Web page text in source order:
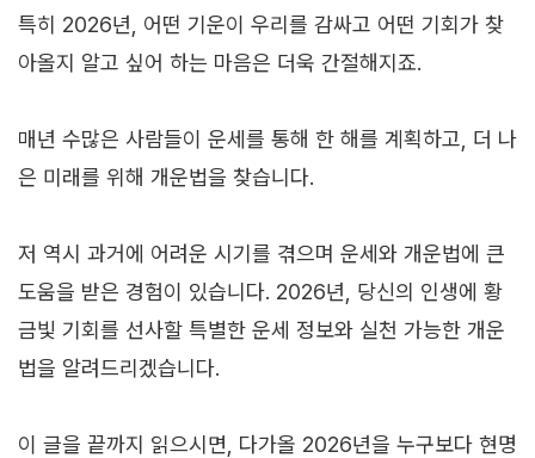
특히 2026년, 어떤 기운이 우리를 감싸고 어떤 기회가 찾
아올지 알고 싶어 하는 마음은 더욱 간절해지죠.
매년 수많은 사람들이 운세를 통해 한 해를 계획하고, 더 나
은 미래를 위해 개운법을 찾습니다.
저 역시 과거에 어려운 시기를 겪으며 운세와 개운법에 큰
도움을 받은 경험이 있습니다. 2026년, 당신의 인생에 황
금빛 기회를 선사할 특별한 운세 정보와 실천 가능한 개운
법을 알려드리겠습니다.
이 글을 끝까지 읽으시면, 다가올 2026년을 누구보다 현명